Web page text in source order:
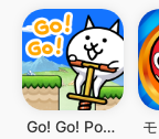
Go! Go! Pogo Cat